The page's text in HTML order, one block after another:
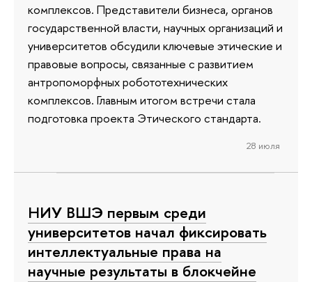
комплексов. Представители бизнеса, органов
государственной власти, научных организаций и
университетов обсудили ключевые этические и
правовые вопросы, связанные с развитием
антропоморфных робототехнических
комплексов. Главным итогом встречи стала
подготовка проекта Этического стандарта.
28 июля
НИУ ВШЭ первым среди
университетов начал фиксировать
интеллектуальные права на
научные результаты в блокчейне